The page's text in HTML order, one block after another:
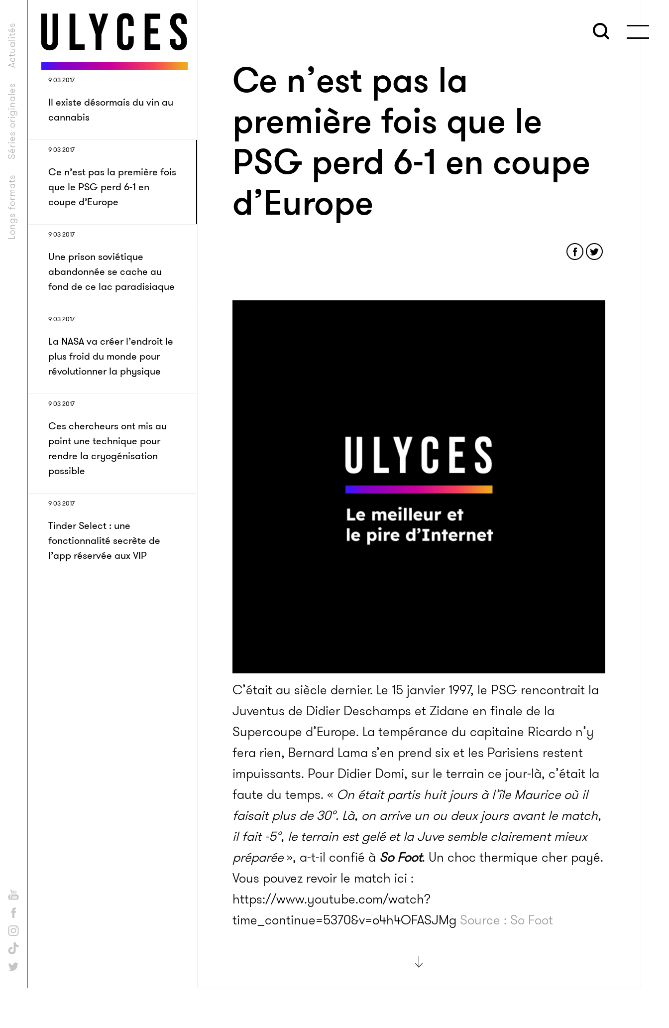
Longs formats
Séries originales
Actualités
9 03 2017
Il existe désormais du vin au
cannabis
9 03 2017
Ce n’est pas la première fois
que le PSG perd 6-1 en
coupe d’Europe
9 03 2017
Une prison soviétique
abandonnée se cache au
fond de ce lac paradisiaque
9 03 2017
La NASA va créer l’endroit le
plus froid du monde pour
révolutionner la physique
9 03 2017
Ces chercheurs ont mis au
point une technique pour
rendre la cryogénisation
possible
9 03 2017
Tinder Select : une
fonctionnalité secrète de
l’app réservée aux VIP
Ce n’est pas la
première fois que le
PSG perd 6-1 en coupe
d’Europe
C’était au siècle dernier. Le 15 janvier 1997, le PSG rencontrait la
Juventus de Didier Deschamps et Zidane en finale de la
Supercoupe d’Europe. La tempérance du capitaine Ricardo n’y
fera rien, Bernard Lama s’en prend six et les Parisiens restent
impuissants. Pour Didier Domi, sur le terrain ce jour-là, c’était la
faute du temps. « On était partis huit jours à l’île Maurice où il
faisait plus de 30°. Là, on arrive un ou deux jours avant le match,
il fait -5°, le terrain est gelé et la Juve semble clairement mieux
préparée», a-t-il confié à So Foot. Un choc thermique cher payé.
Vous pouvez revoir le match ici :
https://www.youtube.com/watch?
time_continue=5370&v=o4h4OFASJMg Source : So Foot